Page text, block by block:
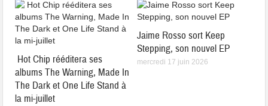
Hot Chip rééditera ses
albums The Warning, Made In
The Dark et One Life Stand à
la mi-juillet
Jaime Rosso sort Keep
Stepping, son nouvel EP
mercredi 17 juin 2026